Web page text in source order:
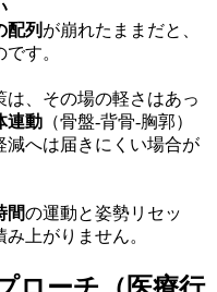
配列 が崩れたままだと、
す。
、その場の軽さはあっ
連動 （骨盤‐背骨‐胸郭）
減へは届きにくい場合が
間の運動と姿勢リセッ
上がりません。